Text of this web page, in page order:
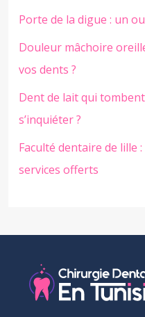
Porte de la digue : un
Douleur mâchoire
vos dents ?
Dent de lait qui
s’inquiéter ?
Faculté dentaire de lille
services offerts